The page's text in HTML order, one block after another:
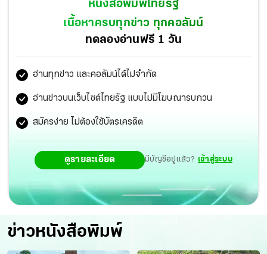
กรรมการพรรคเดโมแครต ทั้งแบบพบหน้ากันและผ่าน
โปรแกรมซูม นายไบเดนยืนยันจะเป็นตัวแทนพรรคเพื่อชิง
เก้าอี้ผู้นำประเทศ และไม่มีใครสามารถกีดกันออกจากการ
แข่งขันนี้ได้ พร้อมย้ำจะสู้จนถึงตอนจบ และเราจะต้องชนะ
ก่อนกล่าวขอบคุณทุกคนที่ทำงานร่วมกันอย่างหนัก
หนังสือพิมพ์ไทยรัฐ
เนื้อหาครบทุกข่าว ทุกคอลัมน์
ทดลองอ่านฟรี 1 วัน
อ่านทุกข่าว และคอลัมน์ได้ไม่จำกัด
อ่านข่าวบนเว็บไซต์ไทยรัฐ แบบไม่มีโฆษณารบกวน
สมัครง่าย ไม่ต้องใช้บัตรเครดิต
ดูรายละเอียด มีบัญชีอยู่แล้ว? เข้าสู่ระบบ
ข่าวหนังสือพิมพ์